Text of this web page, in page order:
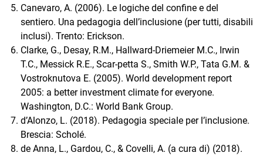
Canevaro, A. (2006). Le logiche del confine e del
sentiero. Una pedagogia dell’inclusione (per tutti, disabili
inclusi). Trento: Erickson.
Clarke, G., Desay, R.M., Hallward-Driemeier M.C., Irwin
T.C., Messick R.E., Scar-petta S., Smith W.P., Tata G.M. &
Vostroknutova E. (2005). World development report
2005: a better investment climate for everyone.
Washington, D.C.: World Bank Group.
d’Alonzo, L. (2018). Pedagogia speciale per l’inclusione.
Brescia: Scholé.
de Anna, L., Gardou, C., & Covelli, A. (a cura di) (2018).